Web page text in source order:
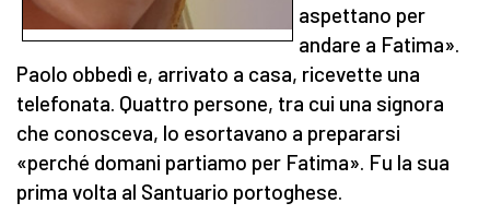
aspettano per
andare a Fatima».
Paolo obbedì e, arrivato a casa, ricevette una
telefonata. Quattro persone, tra cui una signora
che conosceva, lo esortavano a prepararsi
«perché domani partiamo per Fatima». Fu la sua
prima volta al Santuario portoghese.